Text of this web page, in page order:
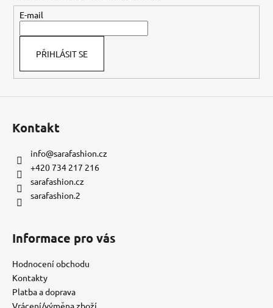
E-mail
PŘIHLÁSIT SE
Kontakt
info@sarafashion.cz
+420 734 217 216
sarafashion.cz
sarafashion.2
Informace pro vás
Hodnocení obchodu
Kontakty
Platba a doprava
Vrácení/výměna zboží